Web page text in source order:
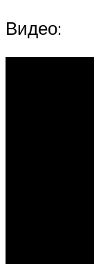
Видео: